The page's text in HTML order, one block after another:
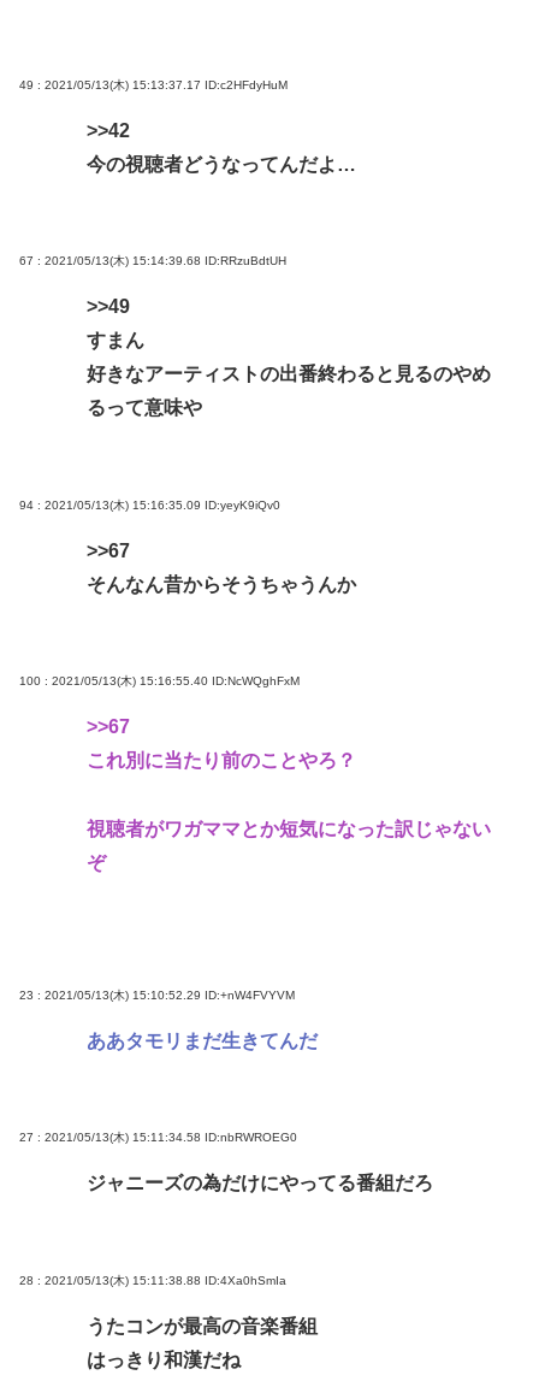
49 : 2021/05/13(木) 15:13:37.17 ID:c2HFdyHuM
>>42
今の視聴者どうなってんだよ…
67 : 2021/05/13(木) 15:14:39.68 ID:RRzuBdtUH
>>49
すまん
好きなアーティストの出番終わると見るのやめ
るって意味や
94 : 2021/05/13(木) 15:16:35.09 ID:yeyK9iQv0
>>67
そんなん昔からそうちゃうんか
100 : 2021/05/13(木) 15:16:55.40 ID:NcWQghFxM
>>67
これ別に当たり前のことやろ？
視聴者がワガママとか短気になった訳じゃない
ぞ
23 : 2021/05/13(木) 15:10:52.29 ID:+nW4FVYVM
ああタモリまだ生きてんだ
27 : 2021/05/13(木) 15:11:34.58 ID:nbRWROEG0
ジャニーズの為だけにやってる番組だろ
28 : 2021/05/13(木) 15:11:38.88 ID:4Xa0hSmIa
うたコンが最高の音楽番組
はっきり和漢だね